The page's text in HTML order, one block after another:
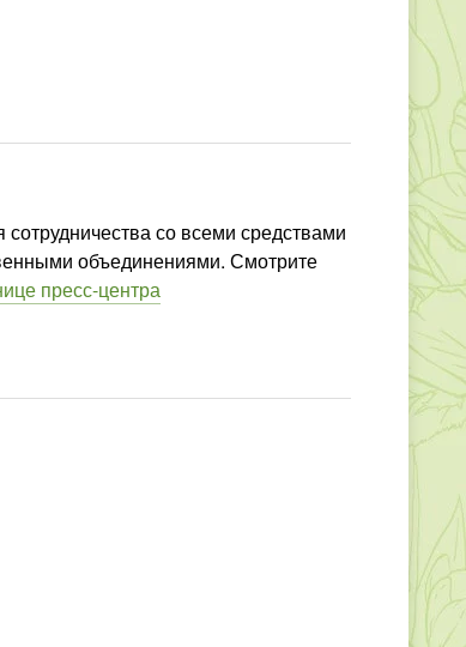
со всеми средствами
объединениями. Смотрите
пресс-центра